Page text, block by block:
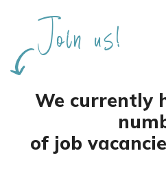
Join us!
We currently
of job